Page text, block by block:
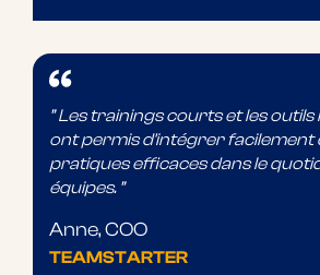
” Les trainings courts et les
ont permis d'intégrer facilement
pratiques efficaces dans le
équipes. ”
Anne, COO
TEAMSTARTER